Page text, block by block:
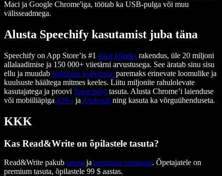
Maci ja Google Chrome'iga, töötab ka USB-pulga või muu
välisseadmega.
Alusta Speechify kasutamist juba täna
Speechify on App Store’is #1 tekst kõneks rakendus, üle 20 miljoni
allalaadimise ja 150 000+ viietärni arvustusega. See äratab sinu sisu
ellu ja muudab õppimise kogemuse paremaks erinevate loomulike ja
kuulsuste häältega mitmes keeles. Liitu miljonite rahulolevate
kasutajatega ja proovi Speechifyt tasuta. Alusta Chrome’i laienduse
või mobiiliäpiga iOS-i ja Androidi ning kasuta ka võrguühenduseta.
KKK
Kas Read&Write on õpilastele tasuta?
Read&Write pakub tasuta ja premium versiooni. Õpetajatele on
premium tasuta, õpilastele 99 $ aastas.